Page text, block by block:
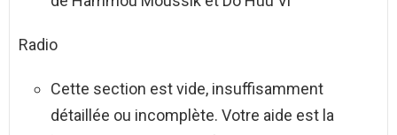
Radio
Cette section est vide, insuffisamment
détaillée ou incomplète. Votre aide est la